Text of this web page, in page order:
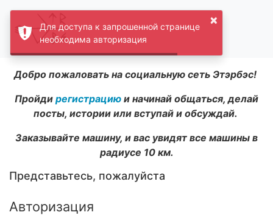
Добро пожаловать на социальную сеть Этэрбэс!
Пройди регистрацию и начинай общаться, делай
посты, истории или вступай и обсуждай.
Заказывайте машину, и вас увидят все машины в
радиусе 10 км.
Представьтесь, пожалуйста
Авторизация
×
Для доступа к запрошенной странице
необходима авторизация